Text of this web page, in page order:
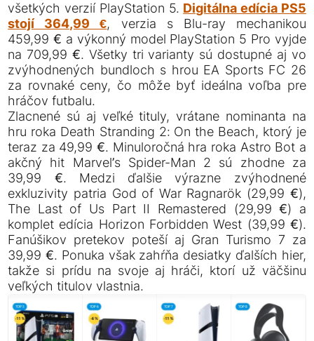
všetkých verzií PlayStation 5. Digitálna edícia PS5
stojí 364,99 €, verzia s Blu-ray mechanikou
459,99 € a výkonný model PlayStation 5 Pro vyjde
na 709,99 €. Všetky tri varianty sú dostupné aj vo
zvýhodnených bundloch s hrou EA Sports FC 26
za rovnaké ceny, čo môže byť ideálna voľba pre
hráčov futbalu.
Zlacnené sú aj veľké tituly, vrátane nominanta na
hru roka Death Stranding 2: On the Beach, ktorý je
teraz za 49,99 €. Minuloročná hra roka Astro Bot a
akčný hit Marvel’s Spider-Man 2 sú zhodne za
39,99 €. Medzi ďalšie výrazne zvýhodnené
exkluzivity patria God of War Ragnarök (29,99 €),
The Last of Us Part II Remastered (29,99 €) a
komplet edícia Horizon Forbidden West (39,99 €).
Fanúšikov pretekov poteší aj Gran Turismo 7 za
39,99 €. Ponuka však zahŕňa desiatky ďalších hier,
takže si prídu na svoje aj hráči, ktorí už väčšinu
veľkých titulov vlastnia.